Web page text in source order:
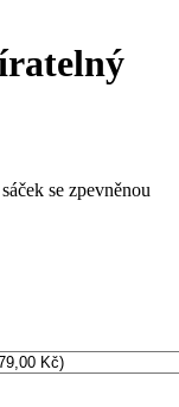
se zpevněnou